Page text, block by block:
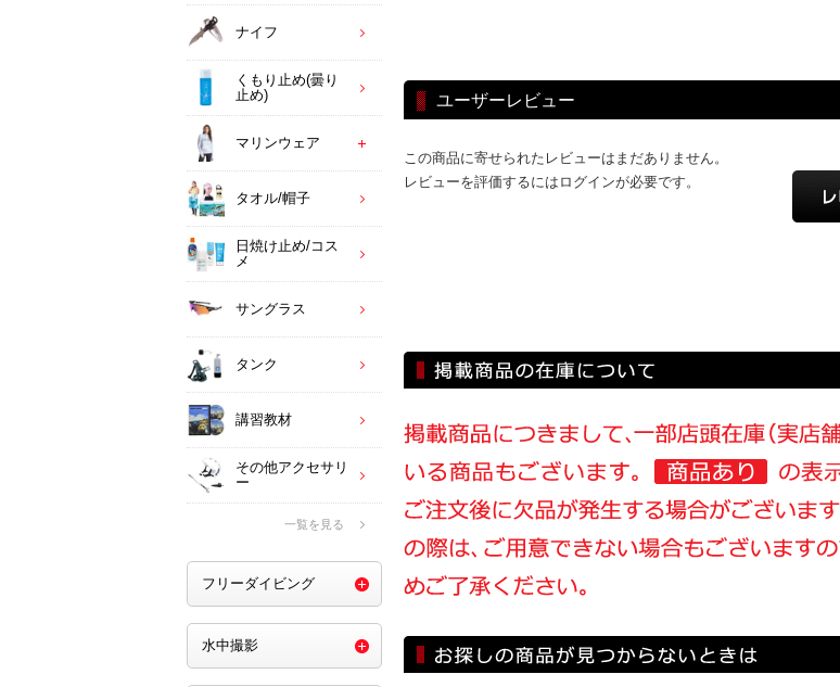
ユーザーレビュー
この商品に寄せられたレビューはまだありません。
レビューを評価するにはログインが必要です。
ナイフ
くもり止め(曇り
止め)
マリンウェア
タオル/帽子
日焼け止め/コス
メ
サングラス
タンク
講習教材
その他アクセサリ
ー
一覧を見る
フリーダイビング
水中撮影